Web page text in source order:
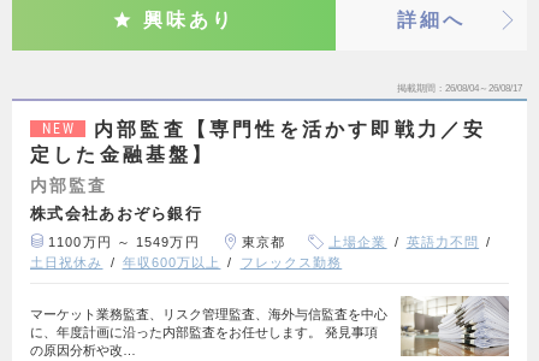
興味あり 詳細へ
掲載期間 26/08/04～26/08/17
NEW
内部監査【専門性を活かす即戦力／安
定した金融基盤】
内部監査
株式会社あおぞら銀行
1100万円 ～ 1549万円 東京都 上場企業
英語力不問
土日祝休み
年収600万以上 フレックス勤務
マーケット業務監査、リスク管理監査、海外与信監査を中心
に、年度計画に沿った内部監査をお任せします。 発見事項
の原因分析や改…